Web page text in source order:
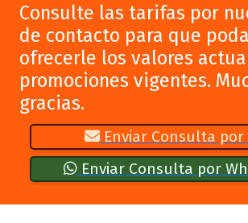
Consulte las tarifas por
de contacto para que
ofrecerle los valores
promociones vigentes.
gracias.
Enviar Consulta por
Enviar Consulta por